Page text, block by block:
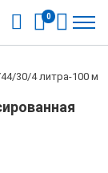
0
30/4 литра-100 м